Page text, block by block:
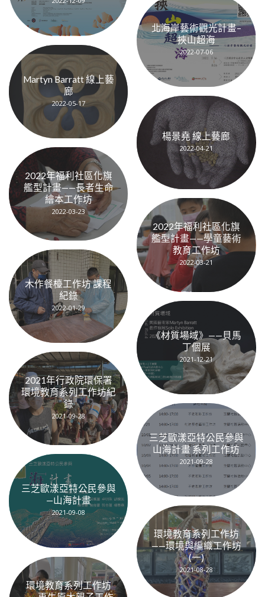
北海岸藝術觀光計畫–
挾山超海
2022-07-06
Martyn Barratt 線上藝
廊
2022-05-17
楊景堯 線上藝廊
2022-04-21
2022年福利社區化旗
艦型計畫——長者生命
繪本工作坊
2022-03-23
2022年福利社區化旗
艦型計畫——學童藝術
教育工作坊
2022-03-21
木作餐檯工作坊 課程
紀錄
2022-01-29
《材質場域》——貝馬
丁個展
2021-12-21
2021年行政院環保署
環境教育系列工作坊紀
錄
2021-09-28
三芝歐漾亞特公民參與
山海計畫 系列工作坊
2021-09-28
三芝歐漾亞特公民參與
—山海計畫
2021-09-08
環境教育系列工作坊
——環境與編織工作坊
(一)
2021-08-28
環境教育系列工作坊